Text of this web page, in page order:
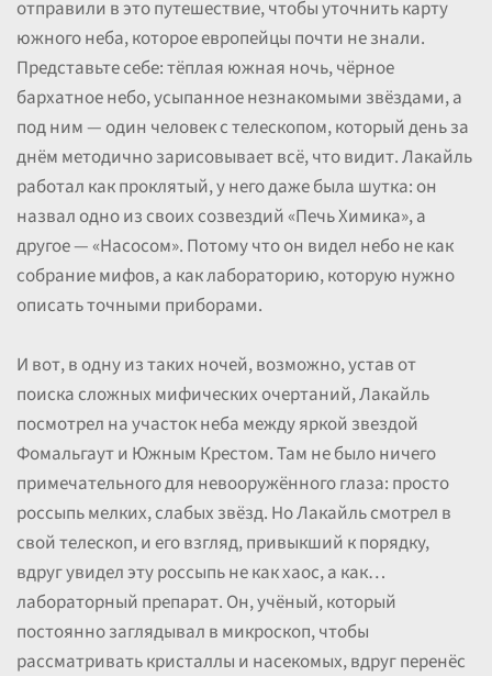
отправили в это путешествие, чтобы уточнить карту
южного неба, которое европейцы почти не знали.
Представьте себе: тёплая южная ночь, чёрное
бархатное небо, усыпанное незнакомыми звёздами, а
под ним — один человек с телескопом, который день за
днём методично зарисовывает всё, что видит. Лакайль
работал как проклятый, у него даже была шутка: он
назвал одно из своих созвездий «Печь Химика», а
другое — «Насосом». Потому что он видел небо не как
собрание мифов, а как лабораторию, которую нужно
описать точными приборами.
И вот, в одну из таких ночей, возможно, устав от
поиска сложных мифических очертаний, Лакайль
посмотрел на участок неба между яркой звездой
Фомальгаут и Южным Крестом. Там не было ничего
примечательного для невооружённого глаза: просто
россыпь мелких, слабых звёзд. Но Лакайль смотрел в
свой телескоп, и его взгляд, привыкший к порядку,
вдруг увидел эту россыпь не как хаос, а как…
лабораторный препарат. Он, учёный, который
постоянно заглядывал в микроскоп, чтобы
рассматривать кристаллы и насекомых, вдруг перенёс